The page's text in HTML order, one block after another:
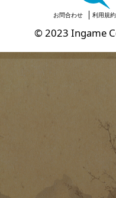
お問合わせ 利用規約
© 2023 Ingame